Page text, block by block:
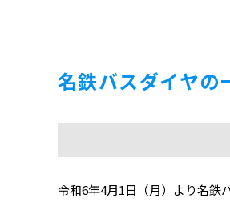
名鉄バスダイヤの
令和6年4月1日（月）より名鉄